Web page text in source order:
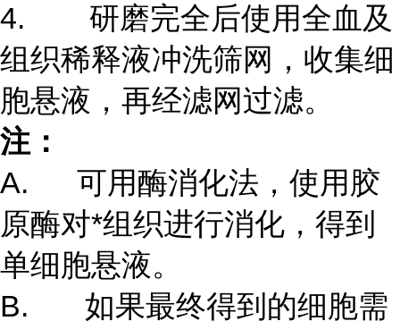
4. 研磨完全后使用全血及
组织稀释液冲洗筛网，收集细
胞悬液，再经滤网过滤。
注：
A. 可用酶消化法，使用胶
原酶对*组织进行消化，得到
单细胞悬液。
B. 如果最终得到的细胞需